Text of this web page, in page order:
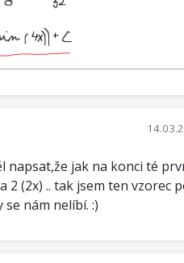
napsat,že jak na konci té
2 (2x) .. tak jsem ten vzorec
nám nelíbí. :)